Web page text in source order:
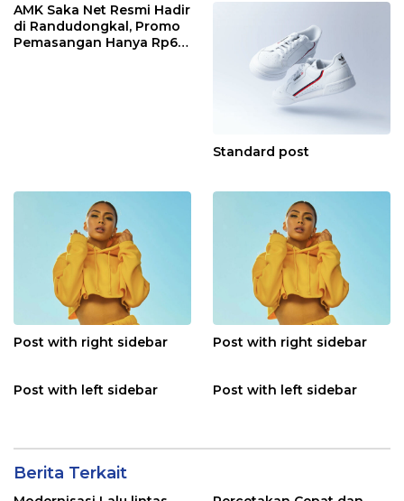
AMK Saka Net Resmi Hadir
di Randudongkal, Promo
Pemasangan Hanya Rp60
Standard post
Post with right sidebar Post with right sidebar
Post with left sidebar Post with left sidebar
Berita Terkait